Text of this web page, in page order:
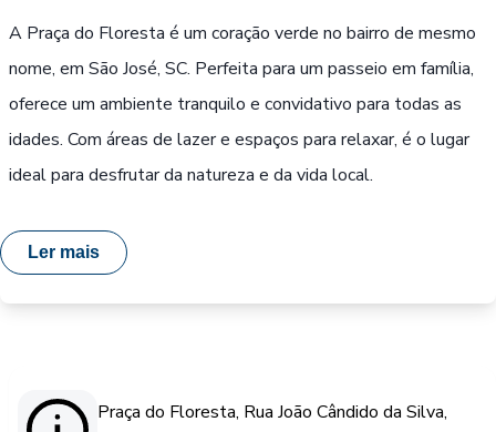
A Praça do Floresta é um coração verde no bairro de mesmo
nome, em São José, SC. Perfeita para um passeio em família,
oferece um ambiente tranquilo e convidativo para todas as
idades. Com áreas de lazer e espaços para relaxar, é o lugar
ideal para desfrutar da natureza e da vida local.
Ler mais
Praça do Floresta, Rua João Cândido da Silva,